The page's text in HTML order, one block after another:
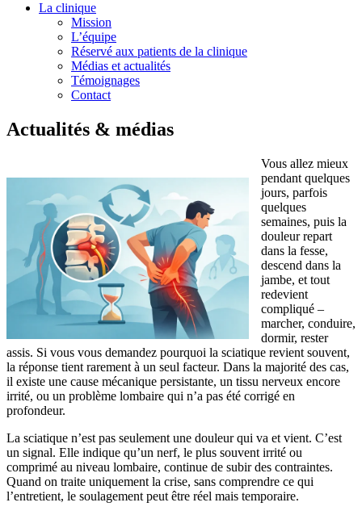
La clinique
Mission
L’équipe
Réservé aux patients de la clinique
Médias et actualités
Témoignages
Contact
Actualités & médias
Vous allez mieux
pendant quelques
jours, parfois
quelques
semaines, puis la
douleur repart
dans la fesse,
descend dans la
jambe, et tout
redevient
compliqué –
marcher, conduire,
dormir, rester
assis. Si vous vous demandez pourquoi la sciatique revient souvent,
la réponse tient rarement à un seul facteur. Dans la majorité des cas,
il existe une cause mécanique persistante, un tissu nerveux encore
irrité, ou un problème lombaire qui n’a pas été corrigé en
profondeur.
La sciatique n’est pas seulement une douleur qui va et vient. C’est
un signal. Elle indique qu’un nerf, le plus souvent irrité ou
comprimé au niveau lombaire, continue de subir des contraintes.
Quand on traite uniquement la crise, sans comprendre ce qui
l’entretient, le soulagement peut être réel mais temporaire.